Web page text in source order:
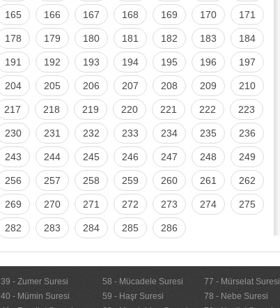
165 166 167 168 169 170 171
178 179 180 181 182 183 184
191 192 193 194 195 196 197
204 205 206 207 208 209 210
217 218 219 220 221 222 223
230 231 232 233 234 235 236
243 244 245 246 247 248 249
256 257 258 259 260 261 262
269 270 271 272 273 274 275
282 283 284 285 286
39 - Zumer Suresi
40 - Mümin Suresi
58 - Mücadele Suresi
59 - Haşr Suresi
77 - Mürselat Suresi
78 - Nebe Suresi